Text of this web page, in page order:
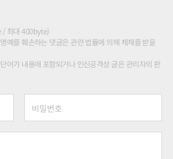
/ 최대 400byte)
예를 훼손하는 댓글은 관련 법률에 의해 제재를 받을
어가 내용에 포함되거나 인신공격성 글은 관리자의 판